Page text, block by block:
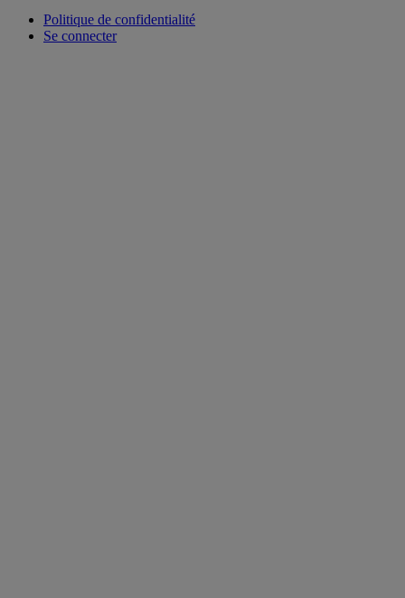
Politique de confidentialité
Se connecter